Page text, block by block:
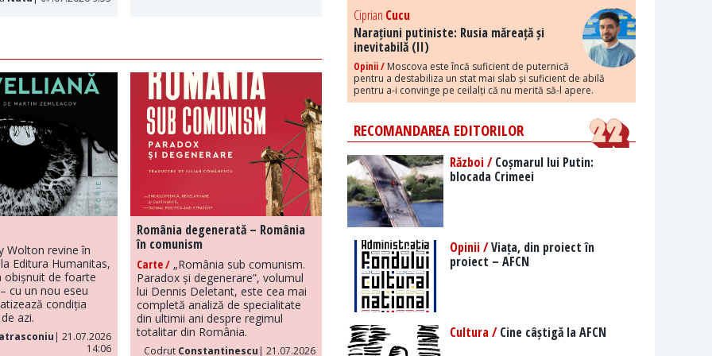
Wolton revine în
Editura Humanitas,
obișnuit de foarte
cu un nou eseu
condiția
azi.
| 21.07.2026
14:06
România degenerată – România
în comunism
Carte /„România sub comunism.
Paradox și degenerare”, volumul
lui Dennis Deletant, este cea mai
completă analiză de specialitate
din ultimii ani despre regimul
totalitar din România.
Codrut Constantinescu | 21.07.2026
Ciprian Cucu
Narațiuni putiniste: Rusia măreață și
inevitabilă (II)
Opinii / Moscova este încă suficient de puternică
pentru a destabiliza un stat mai slab și suficient de abilă
pentru a-i convinge pe ceilalți că nu merită să-l apere.
RECOMANDAREA EDITORILOR
Război /Coșmarul lui Putin:
blocada Crimeei
Opinii /Viața, din proiect în
proiect – AFCN
Cultura /Cine câștigă la AFCN